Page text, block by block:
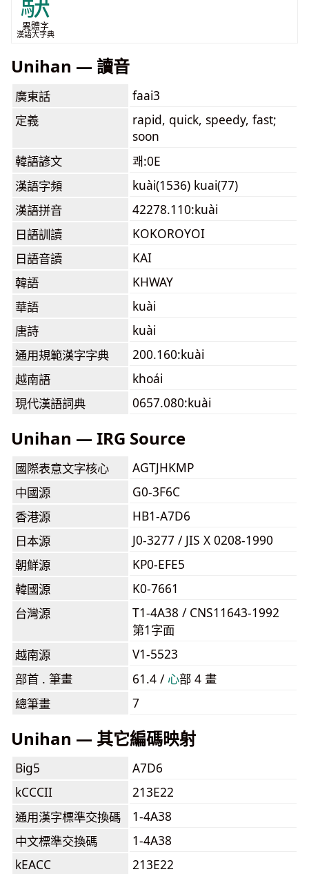
異體字
漢語大字典
Unihan — 讀音
廣東話
faai3
定義
rapid, quick, speedy, fast;
soon
韓語諺文
쾌:0E
漢語字頻
kuài(1536) kuai(77)
漢語拼音
42278.110:kuài
日語訓讀
KOKOROYOI
日語音讀
KAI
韓語
KHWAY
華語
kuài
唐詩
kuài
通用規範漢字字典
200.160:kuài
越南語
khoái
現代漢語詞典
0657.080:kuài
Unihan — IRG Source
國際表意文字核心
AGTJHKMP
中國源
G0-3F6C
香港源
HB1-A7D6
日本源
J0-3277 / JIS X 0208-1990
朝鮮源
KP0-EFE5
韓國源
K0-7661
台灣源
T1-4A38 / CNS11643-1992
第1字面
越南源
V1-5523
部首 . 筆畫
61.4 / ⼼部 4 畫
總筆畫
7
Unihan — 其它編碼映射
Big5
A7D6
kCCCII
213E22
通用漢字標準交換碼
1-4A38
中文標準交換碼
1-4A38
kEACC
213E22